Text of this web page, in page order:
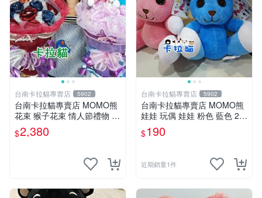
台南卡拉貓專賣店 5902
台南卡拉貓專賣店 MOMO熊
花束 猴子花束 情人節禮物 二
選一 可繡字 可今天寄明天到
$2,380
台南卡拉貓專賣店 5902
台南卡拉貓專賣店 MOMO熊
娃娃 玩偶 娃娃 粉色 藍色 2色
分售
$190
近期銷量1件